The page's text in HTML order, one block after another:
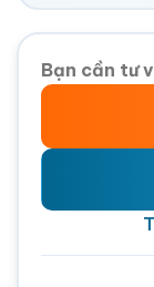
Bạn cần tư